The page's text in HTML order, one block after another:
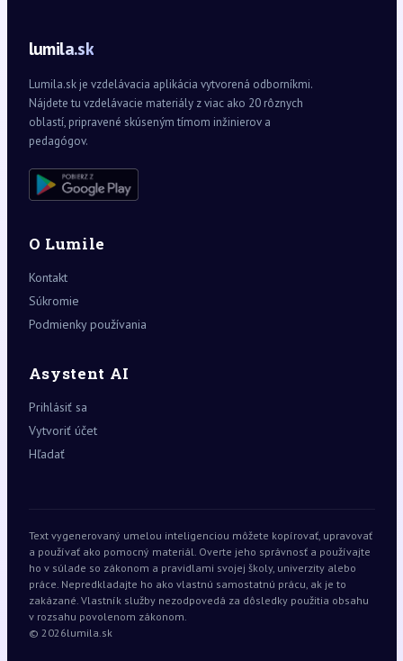
lumila.sk
Lumila.sk je vzdelávacia aplikácia vytvorená odborníkmi.
Nájdete tu vzdelávacie materiály z viac ako 20 rôznych
oblastí, pripravené skúseným tímom inžinierov a
pedagógov.
O Lumile
Kontakt
Súkromie
Podmienky používania
Asystent AI
Prihlásiť sa
Vytvoriť účet
Hľadať
Text vygenerovaný umelou inteligenciou môžete kopírovať, upravovať
a používať ako pomocný materiál. Overte jeho správnosť a používajte
ho v súlade so zákonom a pravidlami svojej školy, univerzity alebo
práce. Nepredkladajte ho ako vlastnú samostatnú prácu, ak je to
zakázané. Vlastník služby nezodpovedá za dôsledky použitia obsahu
v rozsahu povolenom zákonom.
© 2026lumila.sk